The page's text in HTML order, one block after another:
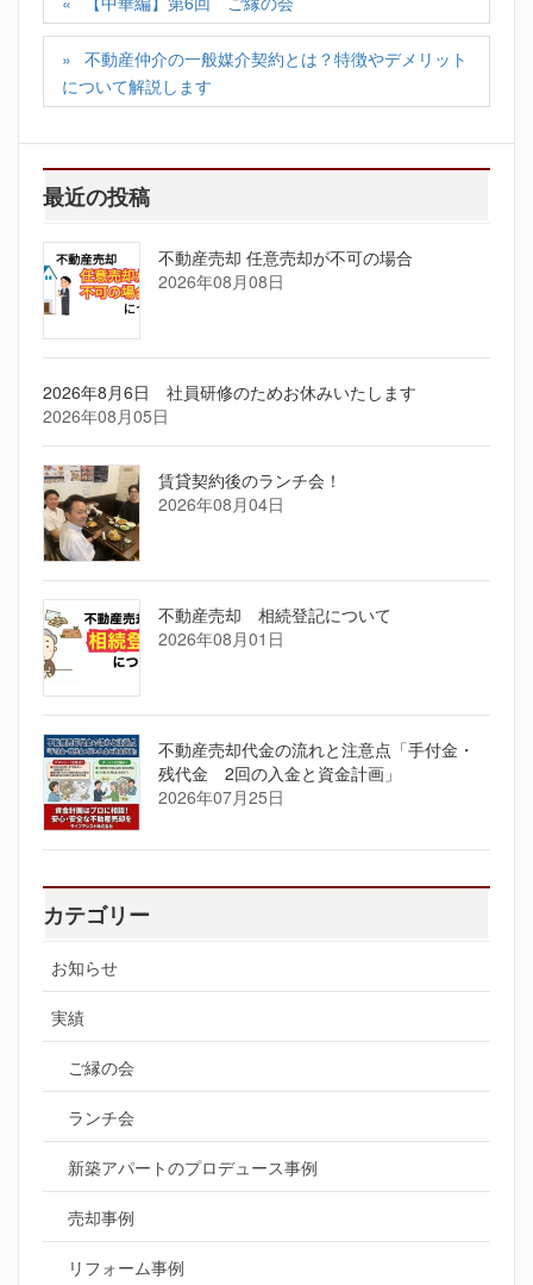
不動産仲介の一般媒介契約とは？特徴やデメリット
について解説します
最近の投稿
不動産売却 任意売却が不可の場合
2026年08月08日
2026年8月6日 社員研修のためお休みいたします
2026年08月05日
賃貸契約後のランチ会！
2026年08月04日
不動産売却 相続登記について
2026年08月01日
不動産売却代金の流れと注意点「手付金・
残代金 2回の入金と資金計画」
2026年07月25日
カテゴリー
お知らせ
実績
ご縁の会
ランチ会
新築アパートのプロデュース事例
売却事例
リフォーム事例